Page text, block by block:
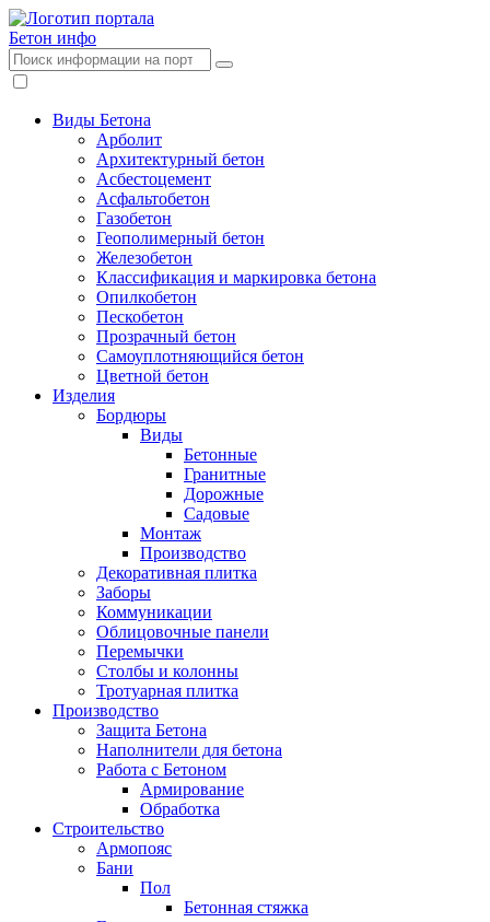
Бетон инфо
Виды Бетона
Арболит
Архитектурный бетон
Асбестоцемент
Асфальтобетон
Газобетон
Геополимерный бетон
Железобетон
Классификация и маркировка бетона
Опилкобетон
Пескобетон
Прозрачный бетон
Самоуплотняющийся бетон
Цветной бетон
Изделия
Бордюры
Виды
Бетонные
Гранитные
Дорожные
Садовые
Монтаж
Производство
Декоративная плитка
Заборы
Коммуникации
Облицовочные панели
Перемычки
Столбы и колонны
Тротуарная плитка
Производство
Защита Бетона
Наполнители для бетона
Работа с Бетоном
Армирование
Обработка
Строительство
Армопояс
Бани
Пол
Бетонная стяжка